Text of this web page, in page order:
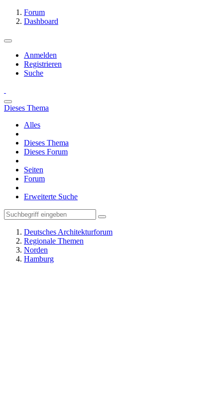
Forum
Dashboard
Anmelden
Registrieren
Suche
Dieses Thema
Alles
Dieses Thema
Dieses Forum
Seiten
Forum
Erweiterte Suche
Deutsches Architekturforum
Regionale Themen
Norden
Hamburg